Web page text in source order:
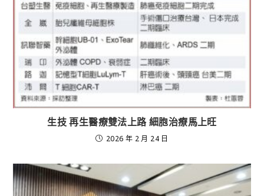
生技 再生醫療雙法上路 細胞治療馬上旺
2026 年 2 月 24 日